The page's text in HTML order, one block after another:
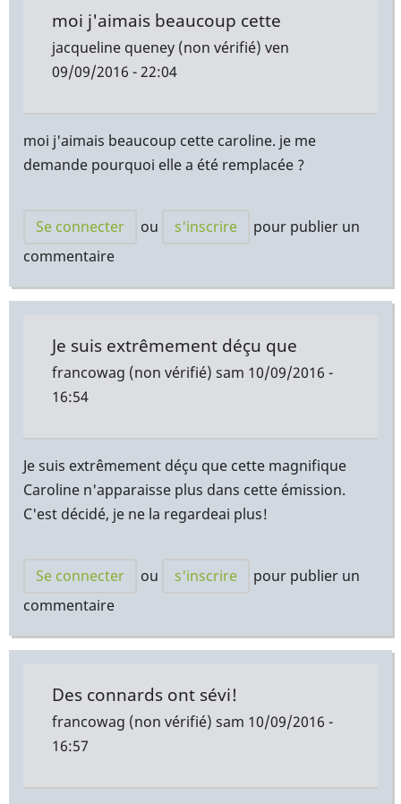
moi j'aimais beaucoup cette
jacqueline queney (non vérifié) ven
09/09/2016 - 22:04
moi j'aimais beaucoup cette caroline. je me
demande pourquoi elle a été remplacée ?
Se connecter ou s'inscrire
pour publier un
commentaire
Je suis extrêmement déçu que
francowag (non vérifié) sam 10/09/2016 -
16:54
Je suis extrêmement déçu que cette magnifique
Caroline n'apparaisse plus dans cette émission.
C'est décidé, je ne la regardeai plus!
Se connecter ou s'inscrire
pour publier un
commentaire
Des connards ont sévi!
francowag (non vérifié) sam 10/09/2016 -
16:57